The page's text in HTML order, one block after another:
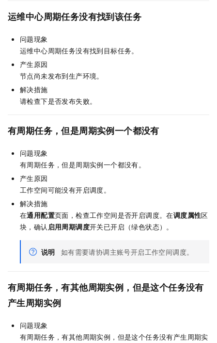
运维中心周期任务没有找到该任务
问题现象
运维中心周期任务没有找到目标任务。
产生原因
节点尚未发布到生产环境。
解决措施
请检查下是否发布失败。
有周期任务，但是周期实例一个都没有
问题现象
有周期任务，但是周期实例一个都没有。
产生原因
工作空间可能没有开启调度。
解决措施
在通用配置页面，检查工作空间是否开启调度。在调度属性区
块，确认 启用周期调度开关已开启（绿色状态）。
说明 如有需要请协调主账号开启工作空间调度。
有周期任务，有其他周期实例，但是这个任务没有
产生周期实例
问题现象
有周期任务，有其他周期实例，但是这个任务没有产生周期实